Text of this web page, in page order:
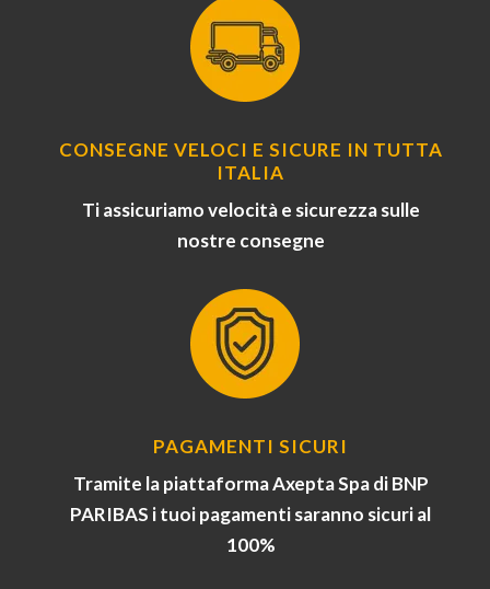
CONSEGNE VELOCI E SICURE IN TUTTA
ITALIA
Ti assicuriamo velocità e sicurezza sulle
nostre consegne
PAGAMENTI SICURI
Tramite la piattaforma Axepta Spa di BNP
PARIBAS i tuoi pagamenti saranno sicuri al
100%